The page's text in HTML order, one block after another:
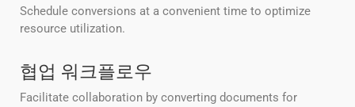
Schedule conversions at a convenient time to optimize
resource utilization.
협업 워크플로우
Facilitate collaboration by converting documents for